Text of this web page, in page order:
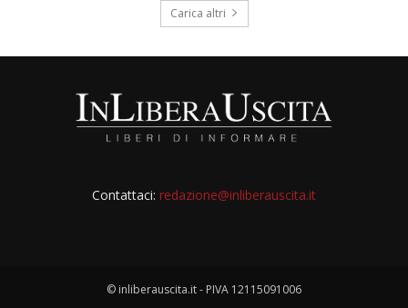
Carica altri
Contattaci: redazione@inliberauscita.it
© inliberauscita.it - PIVA 12115091006